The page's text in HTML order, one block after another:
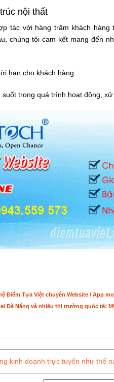
nội thất
tác với hàng trăm khách
chúng tôi cam kết mang đến
hạn cho khách hàng.
trong quá trình hoạt động,
Điểm Tựa Việt chuyên Website / App
Đà Nẵng và nhiều thị trường quốc tế:
kinh doanh trực tuyến như thế